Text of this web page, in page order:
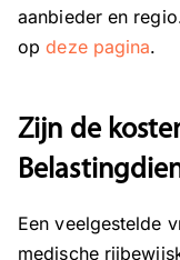
aanbieder en
opdeze pagina.
Zijn de
Een veelgestelde
medische